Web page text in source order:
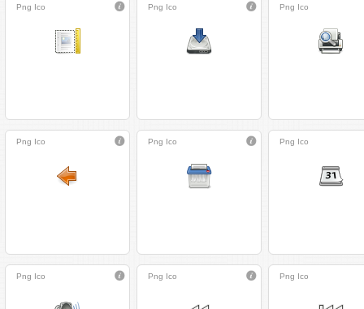
Png Ico Png Ico Png Ico
Png Ico Png Ico Png Ico
Png Ico Png Ico Png Ico